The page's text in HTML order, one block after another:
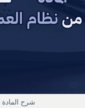
شرح المادة 77 من نظام العمل